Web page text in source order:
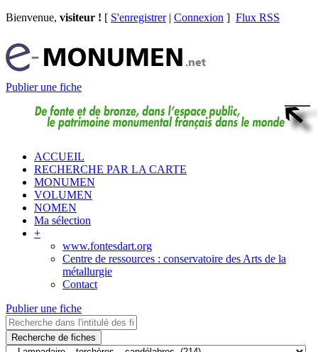
Bienvenue, visiteur ! [ S'enregistrer| Connexion ] Flux RSS
Publier une fiche
ACCUEIL
RECHERCHE PAR LA CARTE
MONUMEN
VOLUMEN
NOMEN
Ma sélection
+
www.fontesdart.org
Centre de ressources : conservatoire des Arts de la
métallurgie
Contact
Publier une fiche
Recherche de fiches